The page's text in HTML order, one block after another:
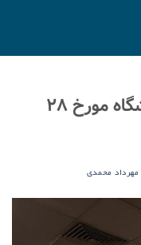
برگزاری جلسه عمومی باشگاه مورخ ۲۸
مهرداد محمدی